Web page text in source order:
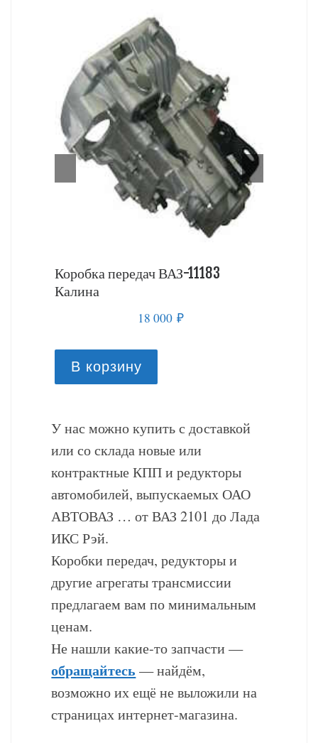
Коробка передач ВАЗ-11183
Калина
18 000₽
В корзину
У нас можно купить с доставкой
или со склада новые или
контрактные КПП и редукторы
автомобилей, выпускаемых ОАО
АВТОВАЗ … от ВАЗ 2101 до Лада
ИКС Рэй.
Коробки передач, редукторы и
другие агрегаты трансмиссии
предлагаем вам по минимальным
ценам.
Не нашли какие-то запчасти —
обращайтесь — найдём,
возможно их ещё не выложили на
страницах интернет-магазина.